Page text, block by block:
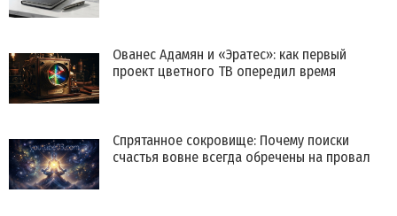
Ованес Адамян и «Эратес»: как первый
проект цветного ТВ опередил время
Спрятанное сокровище: Почему поиски
счастья вовне всегда обречены на провал